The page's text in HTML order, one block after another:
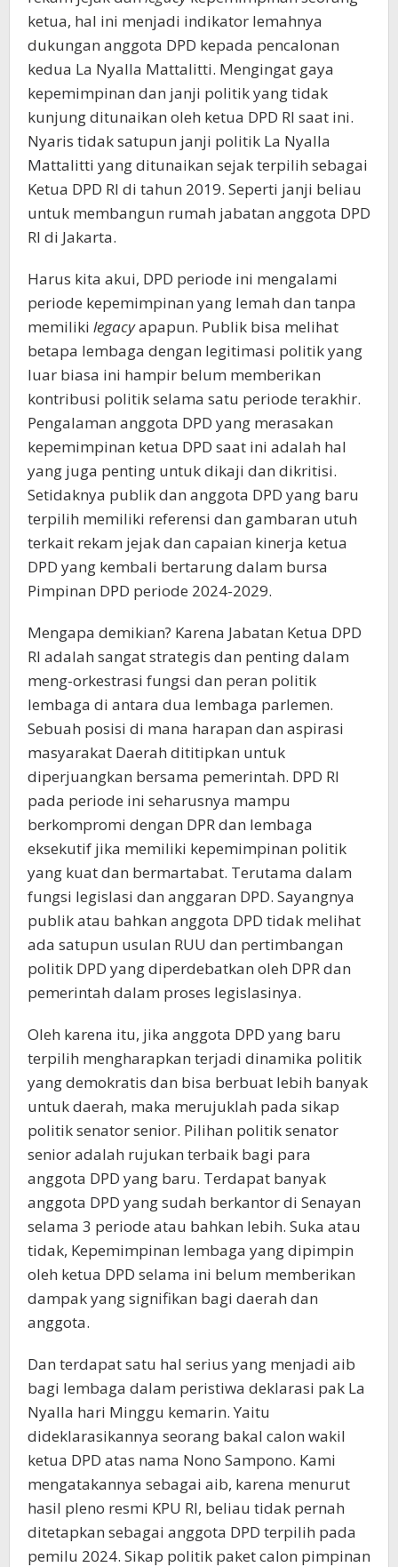
ketua, hal ini menjadi indikator lemahnya
dukungan anggota DPD kepada pencalonan
kedua La Nyalla Mattalitti. Mengingat gaya
kepemimpinan dan janji politik yang tidak
kunjung ditunaikan oleh ketua DPD RI saat ini.
Nyaris tidak satupun janji politik La Nyalla
Mattalitti yang ditunaikan sejak terpilih sebagai
Ketua DPD RI di tahun 2019. Seperti janji beliau
untuk membangun rumah jabatan anggota DPD
RI di Jakarta.
Harus kita akui, DPD periode ini mengalami
periode kepemimpinan yang lemah dan tanpa
memiliki legacyapapun. Publik bisa melihat
betapa lembaga dengan legitimasi politik yang
luar biasa ini hampir belum memberikan
kontribusi politik selama satu periode terakhir.
Pengalaman anggota DPD yang merasakan
kepemimpinan ketua DPD saat ini adalah hal
yang juga penting untuk dikaji dan dikritisi.
Setidaknya publik dan anggota DPD yang baru
terpilih memiliki referensi dan gambaran utuh
terkait rekam jejak dan capaian kinerja ketua
DPD yang kembali bertarung dalam bursa
Pimpinan DPD periode 2024-2029.
Mengapa demikian? Karena Jabatan Ketua DPD
RI adalah sangat strategis dan penting dalam
meng-orkestrasi fungsi dan peran politik
lembaga di antara dua lembaga parlemen.
Sebuah posisi di mana harapan dan aspirasi
masyarakat Daerah dititipkan untuk
diperjuangkan bersama pemerintah. DPD RI
pada periode ini seharusnya mampu
berkompromi dengan DPR dan lembaga
eksekutif jika memiliki kepemimpinan politik
yang kuat dan bermartabat. Terutama dalam
fungsi legislasi dan anggaran DPD. Sayangnya
publik atau bahkan anggota DPD tidak melihat
ada satupun usulan RUU dan pertimbangan
politik DPD yang diperdebatkan oleh DPR dan
pemerintah dalam proses legislasinya.
Oleh karena itu, jika anggota DPD yang baru
terpilih mengharapkan terjadi dinamika politik
yang demokratis dan bisa berbuat lebih banyak
untuk daerah, maka merujuklah pada sikap
politik senator senior. Pilihan politik senator
senior adalah rujukan terbaik bagi para
anggota DPD yang baru. Terdapat banyak
anggota DPD yang sudah berkantor di Senayan
selama 3 periode atau bahkan lebih. Suka atau
tidak, Kepemimpinan lembaga yang dipimpin
oleh ketua DPD selama ini belum memberikan
dampak yang signifikan bagi daerah dan
anggota.
Dan terdapat satu hal serius yang menjadi aib
bagi lembaga dalam peristiwa deklarasi pak La
Nyalla hari Minggu kemarin. Yaitu
dideklarasikannya seorang bakal calon wakil
ketua DPD atas nama Nono Sampono. Kami
mengatakannya sebagai aib, karena menurut
hasil pleno resmi KPU RI, beliau tidak pernah
ditetapkan sebagai anggota DPD terpilih pada
pemilu 2024. Sikap politik paket calon pimpinan